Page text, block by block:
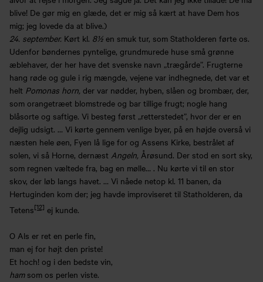
blive! De gør mig en glæde, det er mig så kært at have Dem hos
mig; jeg lovede da at blive.)
24. september. Kørt kl. 8½ en smuk tur, som Statholderen førte os.
Udenfor bøndernes pyntelige, grundmurede huse små grønne
æblehaver, der her have det svenske navn „trægårde”. Frugterne
hang røde og gule i rig mængde, vejene var indhegnede, det var et
helt Pomonas horn, der var nødder, hyben, slåen og brombær, der,
som orangetræet blomstrede og bar tillige frugt; nogle hang
blåsorte og saftige. Vi besteg først „retterstedet”, hvor der er en
dejlig udsigt. … Vi kørte gennem venlige byer, på en højde overså vi
næsten hele øen, Fyen lå lige for og Assens Kirke, bestrålet af
solen, vi så Horne, dernæst Angeln, Årøsund. Der stod en sort sky,
som regnen væltede fra, bag en mølle… . Nu kørte vi til en stor
skov, der løb langs havet. … Vi nåede netop kl. 11 banen, da
Hertuginden kom der; jeg havde improviseret til Statholderen, da
Tetens[12] ej kunde.
O Als er ret en perle fin,
man ej for højt den priste!
Et hoch! og i den bedste vin,
hamsom os perlen viste.